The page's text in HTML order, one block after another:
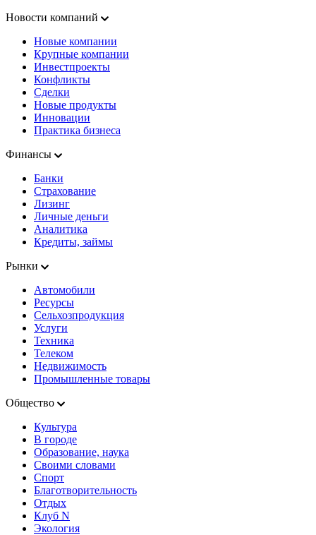
Новости компаний
Новые компании
Крупные компании
Инвестпроекты
Конфликты
Сделки
Новые продукты
Инновации
Практика бизнеса
Финансы
Банки
Страхование
Лизинг
Личные деньги
Аналитика
Кредиты, займы
Рынки
Автомобили
Ресурсы
Сельхозпродукция
Услуги
Техника
Телеком
Недвижимость
Промышленные товары
Общество
Культура
В городе
Образование, наука
Своими словами
Спорт
Благотворительность
Отдых
Клуб N
Экология